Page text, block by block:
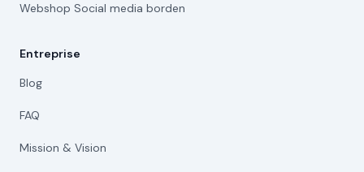
Webshop Social media borden
Entreprise
Blog
FAQ
Mission & Vision